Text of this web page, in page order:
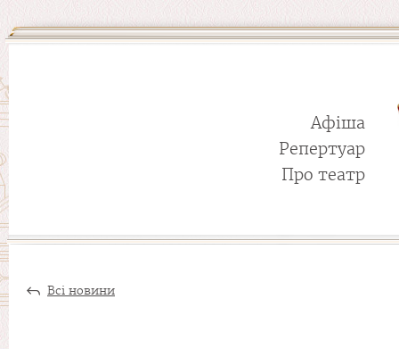
Афіша
Репертуар
Про театр
Всі новини